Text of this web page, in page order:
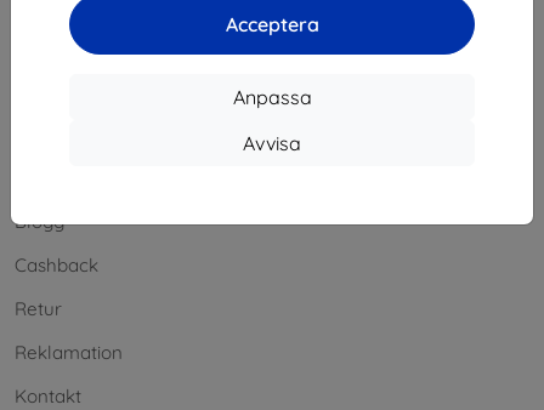
Acceptera
Anpassa
Avvisa
Lördag och söndag:
Blogg
Cashback
Retur
Reklamation
Kontakt